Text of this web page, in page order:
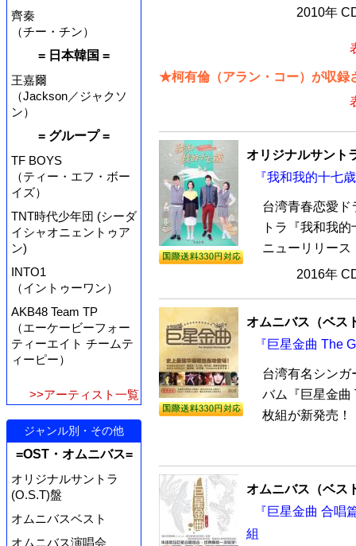
齊秦
（チー・チン）
= 日本韓国 =
王嘉爾
（Jackson／ジャクソ
ン）
= グループ =
TF BOYS
（ティー・エフ・ボー
イズ）
TNT時代少年団 (シーダ
イシャオニェントゥア
ン)
INTO1
（イントゥーワン）
AKB48 Team TP
（エーケービーフォー
ティーエイト チームテ
ィーピー）
>>アーティスト一覧
ジャンル別・その他
=OST・オムニバス=
オリジナルサントラ
(O.S.T)盤
オムニバスベスト
オムニバス演唱会
2010年
★柯有倫（アラン・コー）が収録
オリジナルサント
『我和我的十七
台湾青春恋愛ド
トラ『我和我
ニューリリース
2016年
オムニバス（ベス
『巨星金曲 The
台湾有名シンガ
バム『巨星金曲
枚組が新発売！
オムニバス（ベス
『巨星金曲 合唱
組